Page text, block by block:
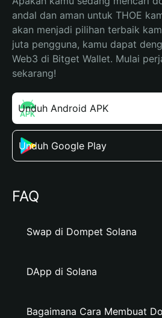
andal dan aman untuk THOE
akan menjadi pilihan terbaik
juta pengguna, kamu dapat
Web3 di Bitget Wallet. Mulai
sekarang!
Unduh Android APK
Unduh Google Play
FAQ
Swap di Dompet Solana
DApp di Solana
Bagaimana Cara Membuat